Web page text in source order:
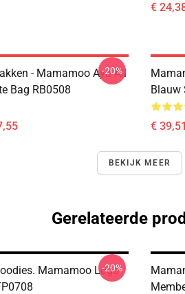
€
- Mamamoo Aya All
Bag RB0508
-20%
Blauw
€
BEKIJK MEER
Gerelateerde
Mamamoo Logo
-20%